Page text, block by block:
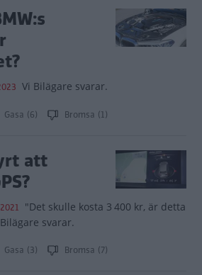
Vi Bilägare svarar.
Gasa (6) Bromsa (1)
att
"Det skulle kosta 3 400 kr, är detta
svarar.
Gasa (3) Bromsa (7)